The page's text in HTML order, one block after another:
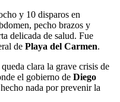
y 10 disparos en
pecho brazos y
delicada de salud. Fue
de Playa del Carmen.
clara la grave crisis de
el gobierno de Diego
nada por prevenir la